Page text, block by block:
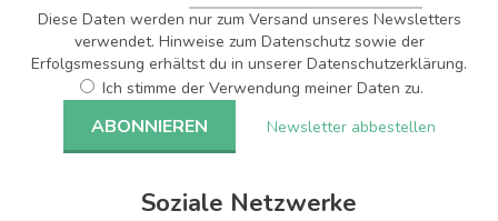
Diese Daten werden nur zum Versand unseres Newsletters
verwendet. Hinweise zum Datenschutz sowie der
Erfolgsmessung erhältst du in unserer Datenschutzerklärung.
Ich stimme der Verwendung meiner Daten zu.
Newsletter abbestellen
Soziale Netzwerke